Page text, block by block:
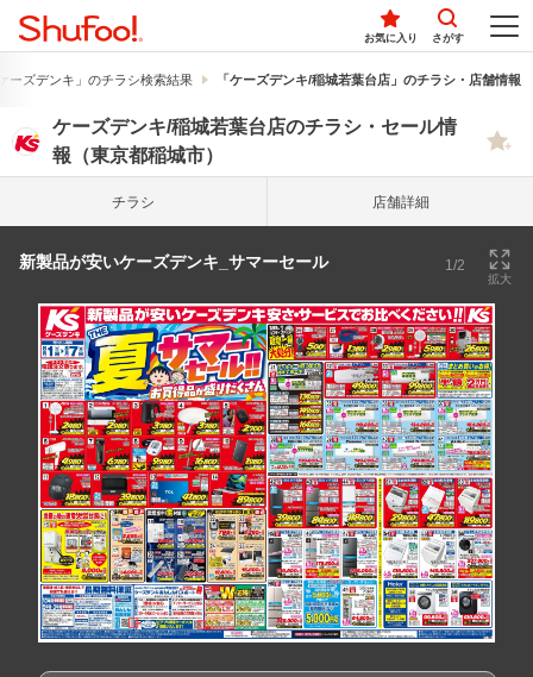
お気に入り さがす
ーズデンキ」のチラシ検索結果 「ケーズデンキ/稲城若葉台店」のチラシ・店舗情報
ケーズデンキ/稲城若葉台店のチラシ・セール情
報（東京都稲城市）
チラシ 店舗詳細
新製品が安いケーズデンキ_サマーセール 1/2
拡大